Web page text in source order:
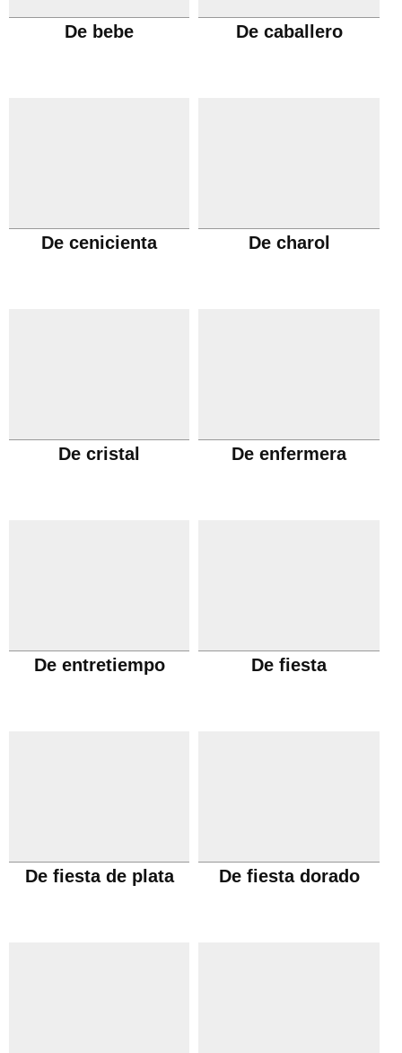
De bebe De caballero
De cenicienta De charol
De cristal De enfermera
De entretiempo De fiesta
De fiesta de plata De fiesta dorado